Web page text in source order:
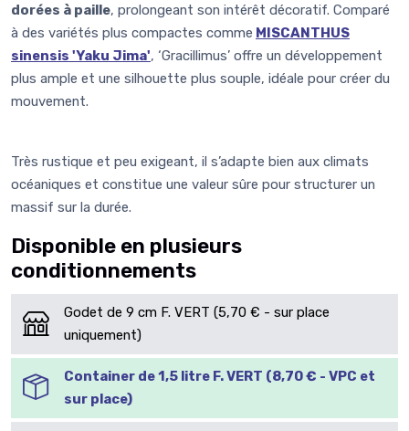
dorées à paille, prolongeant son intérêt décoratif. Comparé
à des variétés plus compactes comme MISCANTHUS
sinensis 'Yaku Jima', ‘Gracillimus’ offre un développement
plus ample et une silhouette plus souple, idéale pour créer du
mouvement.
Très rustique et peu exigeant, il s’adapte bien aux climats
océaniques et constitue une valeur sûre pour structurer un
massif sur la durée.
Disponible en plusieurs
conditionnements
Godet de 9 cm F. VERT (5,70 € - sur place
uniquement)
Container de 1,5 litre F. VERT (8,70 € - VPC et
sur place)